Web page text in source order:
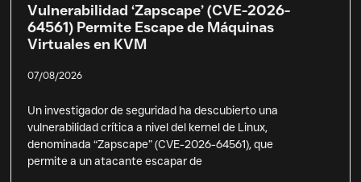
Vulnerabilidad ‘Zapscape’ (CVE-2026-
64561) Permite Escape de Máquinas
Virtuales en KVM
07/08/2026
Un investigador de seguridad ha descubierto una
vulnerabilidad crítica a nivel del kernel de Linux,
denominada “Zapscape” (CVE-2026-64561), que
permite a un atacante escapar de